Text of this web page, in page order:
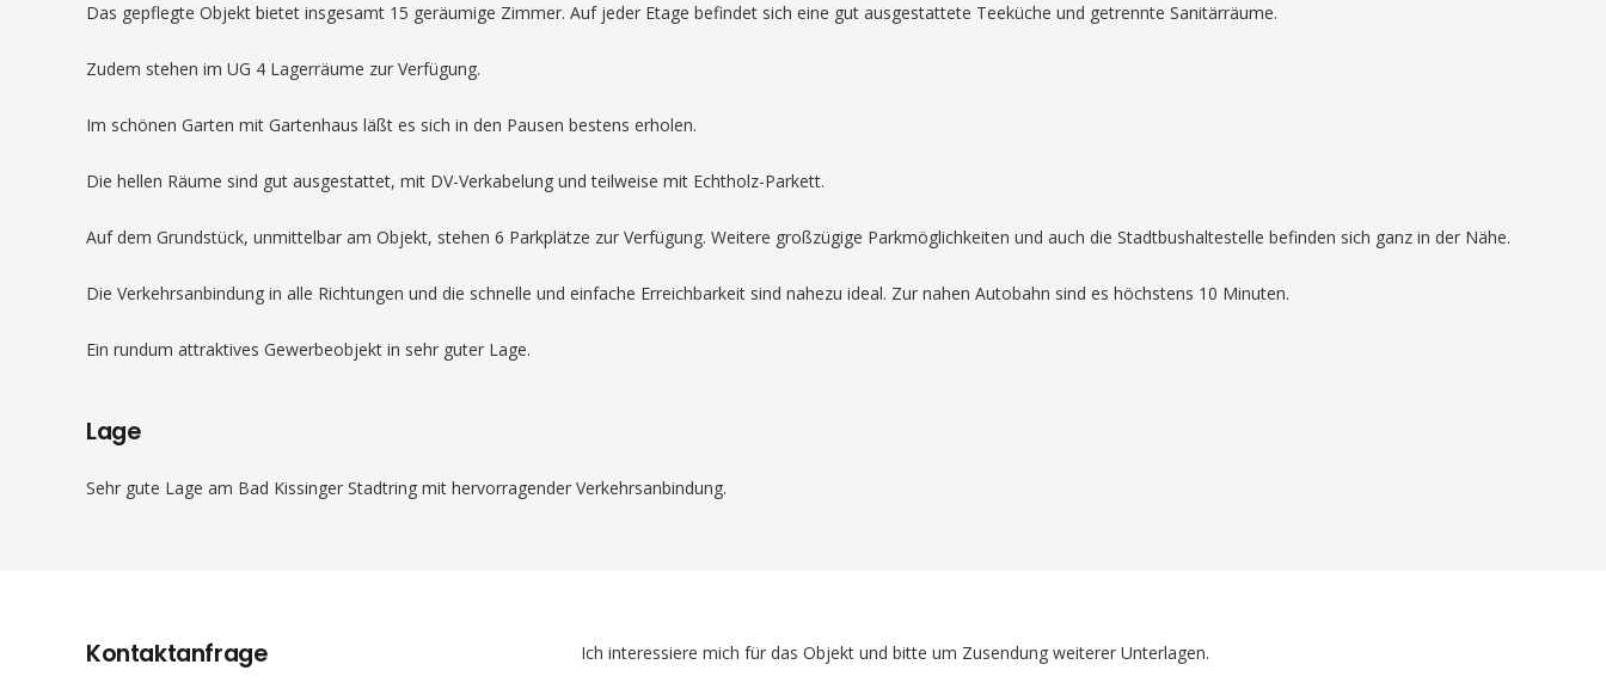
Das gepflegte Objekt bietet insgesamt 15 geräumige Zimmer. Auf jeder Etage befindet sich eine gut ausgestattete Teeküche und getrennte Sanitärräume.
Zudem stehen im UG 4 Lagerräume zur Verfügung.
Im schönen Garten mit Gartenhaus läßt es sich in den Pausen bestens erholen.
Die hellen Räume sind gut ausgestattet, mit DV-Verkabelung und teilweise mit Echtholz-Parkett.
Auf dem Grundstück, unmittelbar am Objekt, stehen 6 Parkplätze zur Verfügung. Weitere großzügige Parkmöglichkeiten und auch die Stadtbushaltestelle befinden sich ganz in der Nähe.
Die Verkehrsanbindung in alle Richtungen und die schnelle und einfache Erreichbarkeit sind nahezu ideal. Zur nahen Autobahn sind es höchstens 10 Minuten.
Ein rundum attraktives Gewerbeobjekt in sehr guter Lage.
Lage
Sehr gute Lage am Bad Kissinger Stadtring mit hervorragender Verkehrsanbindung.
Kontaktanfrage Ich interessiere mich für das Objekt und bitte um Zusendung weiterer Unterlagen.